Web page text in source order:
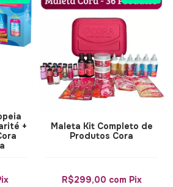
+
Maleta Kit Completo de
Produtos Cora
R$299,00 com Pix